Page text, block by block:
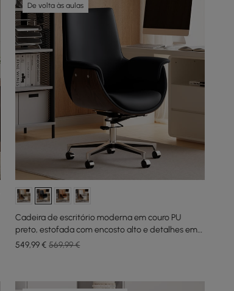
De volta às aulas
Cadeira de escritório moderna em couro PU
preto, estofada com encosto alto e detalhes em
acabamento de grão de madeira
549,99€ 569,99 €